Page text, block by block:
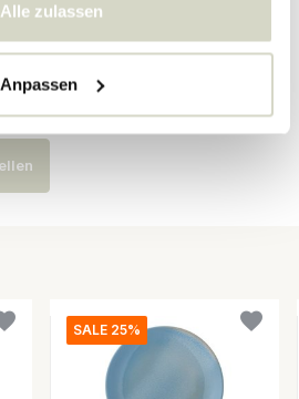
Alle zulassen
Anpassenfür dieses Produkt
SALE 25%